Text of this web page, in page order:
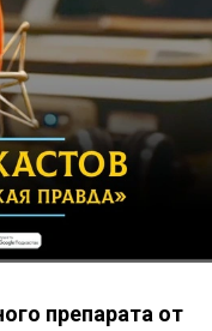
препарата от